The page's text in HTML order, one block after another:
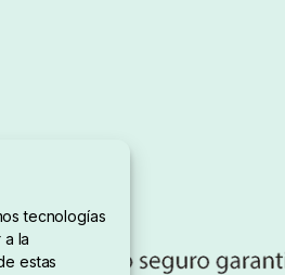
tecnologías
la
estas